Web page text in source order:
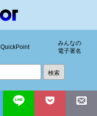
QuickPoint
みんなの
電子署名